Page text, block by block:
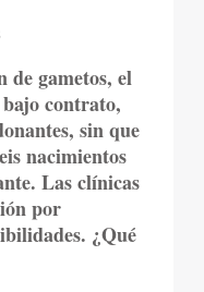
gametos, el
bajo contrato,
sin que
nacimientos
Las clínicas
por
¿Qué